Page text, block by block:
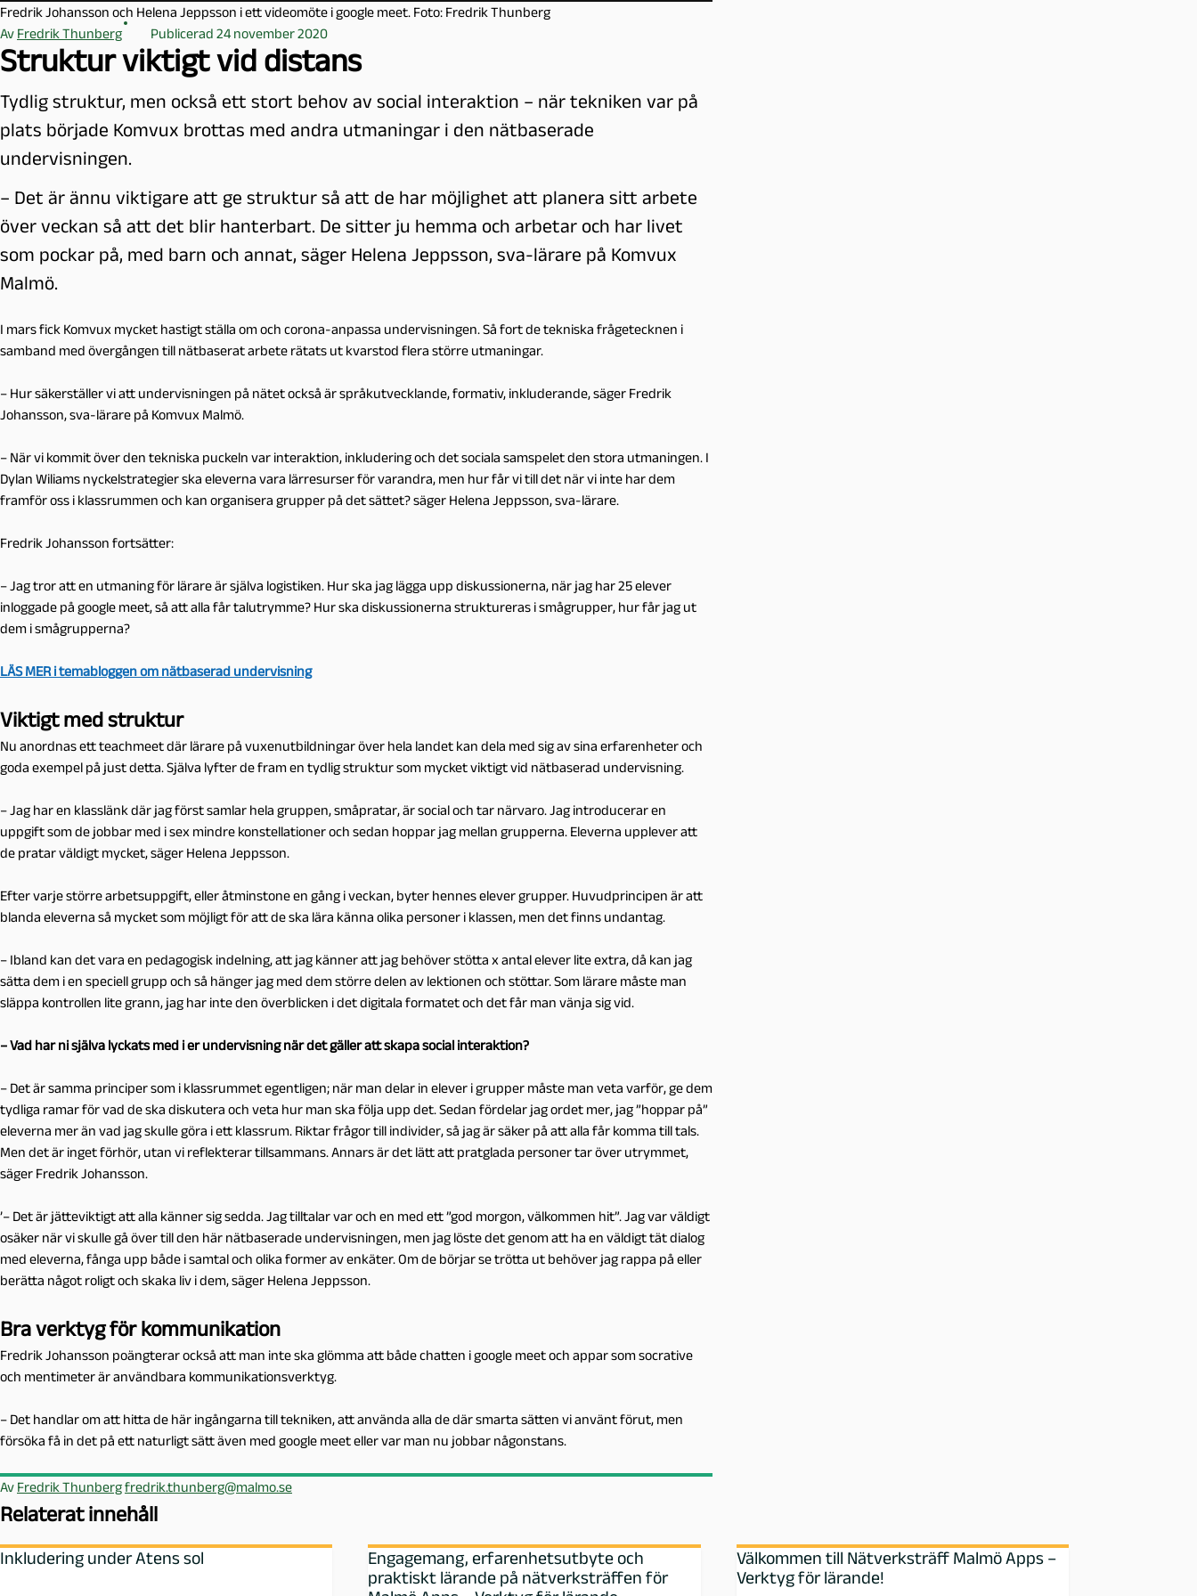
l
m
ö
Fredrik Johansson och Helena Jeppsson i ett videomöte i google meet. Foto: Fredrik Thunberg
Av Fredrik Thunberg Publicerad 24 november 2020
Struktur viktigt vid distans
Tydlig struktur, men också ett stort behov av social interaktion – när tekniken var på
plats började Komvux brottas med andra utmaningar i den nätbaserade
undervisningen.
– Det är ännu viktigare att ge struktur så att de har möjlighet att planera sitt arbete
över veckan så att det blir hanterbart. De sitter ju hemma och arbetar och har livet
som pockar på, med barn och annat, säger Helena Jeppsson, sva-lärare på Komvux
Malmö.
I mars fick Komvux mycket hastigt ställa om och corona-anpassa undervisningen. Så fort de tekniska frågetecknen i
samband med övergången till nätbaserat arbete rätats ut kvarstod flera större utmaningar.
– Hur säkerställer vi att undervisningen på nätet också är språkutvecklande, formativ, inkluderande, säger Fredrik
Johansson, sva-lärare på Komvux Malmö.
– När vi kommit över den tekniska puckeln var interaktion, inkludering och det sociala samspelet den stora utmaningen. I
Dylan Wiliams nyckelstrategier ska eleverna vara lärresurser för varandra, men hur får vi till det när vi inte har dem
framför oss i klassrummen och kan organisera grupper på det sättet? säger Helena Jeppsson, sva-lärare.
Fredrik Johansson fortsätter:
– Jag tror att en utmaning för lärare är själva logistiken. Hur ska jag lägga upp diskussionerna, när jag har 25 elever
inloggade på google meet, så att alla får talutrymme? Hur ska diskussionerna struktureras i smågrupper, hur får jag ut
dem i smågrupperna?
LÄS MER i temabloggen om nätbaserad undervisning
Viktigt med struktur
Nu anordnas ett teachmeet där lärare på vuxenutbildningar över hela landet kan dela med sig av sina erfarenheter och
goda exempel på just detta. Själva lyfter de fram en tydlig struktur som mycket viktigt vid nätbaserad undervisning.
– Jag har en klasslänk där jag först samlar hela gruppen, småpratar, är social och tar närvaro. Jag introducerar en
uppgift som de jobbar med i sex mindre konstellationer och sedan hoppar jag mellan grupperna. Eleverna upplever att
de pratar väldigt mycket, säger Helena Jeppsson.
Efter varje större arbetsuppgift, eller åtminstone en gång i veckan, byter hennes elever grupper. Huvudprincipen är att
blanda eleverna så mycket som möjligt för att de ska lära känna olika personer i klassen, men det finns undantag.
– Ibland kan det vara en pedagogisk indelning, att jag känner att jag behöver stötta x antal elever lite extra, då kan jag
sätta dem i en speciell grupp och så hänger jag med dem större delen av lektionen och stöttar. Som lärare måste man
släppa kontrollen lite grann, jag har inte den överblicken i det digitala formatet och det får man vänja sig vid.
– Vad har ni själva lyckats med i er undervisning när det gäller att skapa social interaktion?
– Det är samma principer som i klassrummet egentligen; när man delar in elever i grupper måste man veta varför, ge dem
tydliga ramar för vad de ska diskutera och veta hur man ska följa upp det. Sedan fördelar jag ordet mer, jag ”hoppar på”
eleverna mer än vad jag skulle göra i ett klassrum. Riktar frågor till individer, så jag är säker på att alla får komma till tals.
Men det är inget förhör, utan vi reflekterar tillsammans. Annars är det lätt att pratglada personer tar över utrymmet,
säger Fredrik Johansson.
’– Det är jätteviktigt att alla känner sig sedda. Jag tilltalar var och en med ett ”god morgon, välkommen hit”. Jag var väldigt
osäker när vi skulle gå över till den här nätbaserade undervisningen, men jag löste det genom att ha en väldigt tät dialog
med eleverna, fånga upp både i samtal och olika former av enkäter. Om de börjar se trötta ut behöver jag rappa på eller
berätta något roligt och skaka liv i dem, säger Helena Jeppsson.
Bra verktyg för kommunikation
Fredrik Johansson poängterar också att man inte ska glömma att både chatten i google meet och appar som socrative
och mentimeter är användbara kommunikationsverktyg.
– Det handlar om att hitta de här ingångarna till tekniken, att använda alla de där smarta sätten vi använt förut, men
försöka få in det på ett naturligt sätt även med google meet eller var man nu jobbar någonstans.
Av Fredrik Thunbergfredrik.thunberg@malmo.se
Relaterat innehåll
Inkludering under Atens sol
Engagemang, erfarenhetsutbyte och
praktiskt lärande på nätverksträffen för
Välkommen till Nätverksträff Malmö Apps –
Verktyg för lärande!